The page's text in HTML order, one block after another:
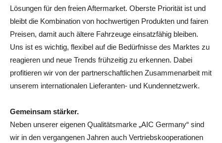
Lösungen für den freien Aftermarket. Oberste Priorität ist und
bleibt die Kombination von hochwertigen Produkten und fairen
Preisen, damit auch ältere Fahrzeuge einsatzfähig bleiben.
Uns ist es wichtig, flexibel auf die Bedürfnisse des Marktes zu
reagieren und neue Trends frühzeitig zu erkennen. Dabei
profitieren wir von der partnerschaftlichen Zusammenarbeit mit
unserem internationalen Lieferanten- und Kundennetzwerk.
Gemeinsam stärker.
Neben unserer eigenen Qualitätsmarke „AIC Germany“ sind
wir in den vergangenen Jahren auch Vertriebskooperationen